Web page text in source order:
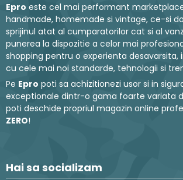
Epro este cel mai performant
handmade, homemade si vintage, ce-si
sprijinul atat al cumparatorilor cat si al
punerea la dispozitie a celor mai
shopping pentru o experienta desavarsita,
cu cele mai noi standarde, tehnologii si
Pe Epro poti sa achizitionezi usor si in
exceptionale dintr-o gama foarte variata
poti deschide propriul magazin online
ZERO!
Hai sa socializam